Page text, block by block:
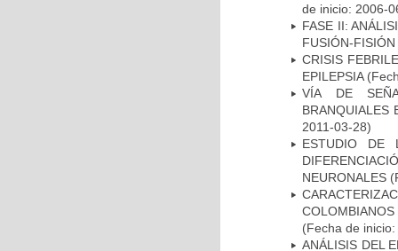
de inicio: 2006-
FASE II:
FUSIÓN-
CRISIS
EPILEPSIA
VÍA DE
BRANQUIALES
2011-03-28)
ESTUDIO DE
NEURONALES
(Fecha de
ANÁLISIS DEL